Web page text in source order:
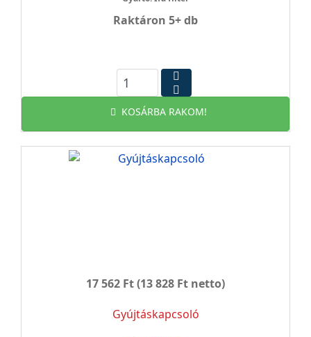
Raktáron 5+ db
KOSÁRBA RAKOM!
17 562 Ft(13 828 Ft netto)
Gyújtáskapcsoló